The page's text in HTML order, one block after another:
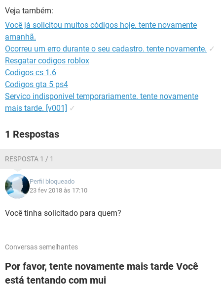
GUIA DE COMPRAS
Veja também:
Você já solicitou muitos códigos hoje. tente novamente
amanhã.
Ocorreu um erro durante o seu cadastro. tente novamente. ✓
Resgatar codigos roblox
Codigos cs 1.6
Codigos gta 5 ps4
Servico indisponivel temporariamente. tente novamente
mais tarde. [v001] ✓
1 Respostas
RESPOSTA 1 / 1
Perfil bloqueado
23 fev 2018 às 17:10
Você tinha solicitado para quem?
Conversas semelhantes
Por favor, tente novamente mais tarde Você
está tentando com mui